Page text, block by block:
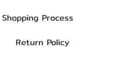
Process
Return Policy